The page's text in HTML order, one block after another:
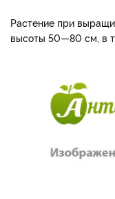
Растение при
высоты 50—80 см, в